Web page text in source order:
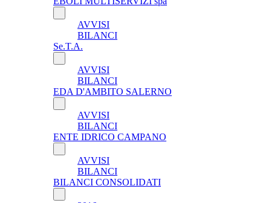
AVVISI
BILANCI
Se.T.A.
AVVISI
BILANCI
EDA D'AMBITO SALERNO
AVVISI
BILANCI
ENTE IDRICO CAMPANO
AVVISI
BILANCI
BILANCI CONSOLIDATI